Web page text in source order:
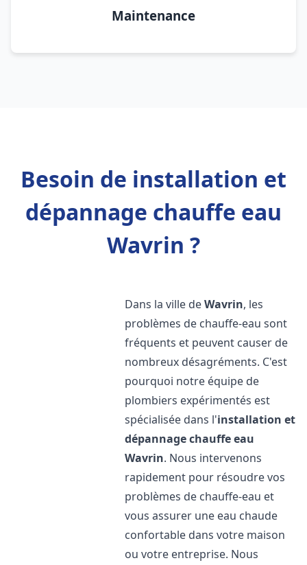
Maintenance
Besoin de installation et
dépannage chauffe eau
Wavrin ?
Dans la ville deWavrin, les
problèmes de chauffe-eau sont
fréquents et peuvent causer de
nombreux désagréments. C'est
pourquoi notre équipe de
plombiers expérimentés est
spécialisée dans l'installation et
dépannage chauffe eau
Wavrin. Nous intervenons
rapidement pour résoudre vos
problèmes de chauffe-eau et
vous assurer une eau chaude
confortable dans votre maison
ou votre entreprise. Nous